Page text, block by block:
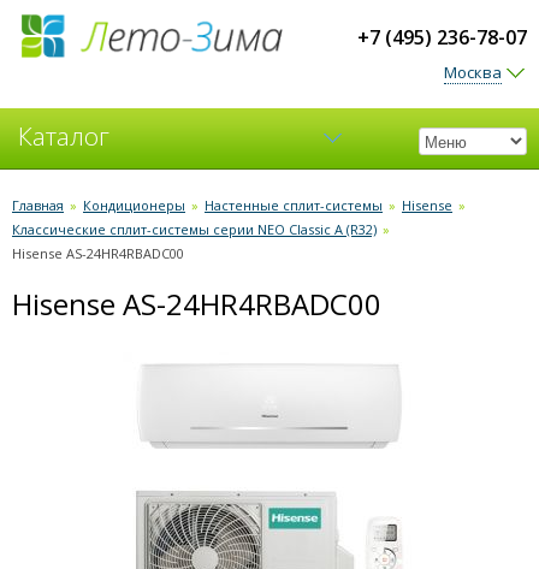
+7 (495) 236-78-07
Москва
Каталог
Кондиционеры
Вентиляция
Главная » Кондиционеры » Настенные сплит-системы » Hisense »
Классические сплит-системы серии NEO Classic A (R32) »
Hisense AS-24HR4RBADC00
Hisense AS-24HR4RBADC00